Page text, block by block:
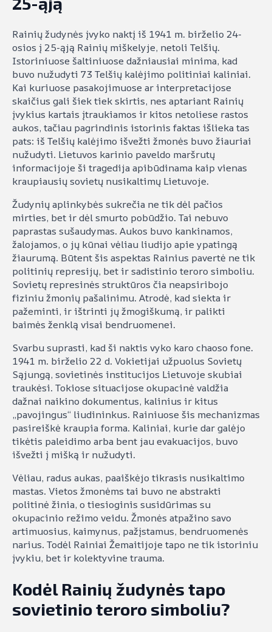
Rainių žudynės įvyko naktį iš 1941 m. birželio 24-
osios į 25-ąją Rainių miškelyje, netoli Telšių.
Istoriniuose šaltiniuose dažniausiai minima, kad
buvo nužudyti 73 Telšių kalėjimo politiniai kaliniai.
Kai kuriuose pasakojimuose ar interpretacijose
skaičius gali šiek tiek skirtis, nes aptariant Rainių
įvykius kartais įtraukiamos ir kitos netoliese rastos
aukos, tačiau pagrindinis istorinis faktas išlieka tas
pats: iš Telšių kalėjimo išvežti žmonės buvo žiauriai
nužudyti. Lietuvos karinio paveldo maršrutų
informacijoje ši tragedija apibūdinama kaip vienas
kraupiausių sovietų nusikaltimų Lietuvoje.
Žudynių aplinkybės sukrečia ne tik dėl pačios
mirties, bet ir dėl smurto pobūdžio. Tai nebuvo
paprastas sušaudymas. Aukos buvo kankinamos,
žalojamos, o jų kūnai vėliau liudijo apie ypatingą
žiaurumą. Būtent šis aspektas Rainius pavertė ne tik
politinių represijų, bet ir sadistinio teroro simboliu.
Sovietų represinės struktūros čia neapsiribojo
fiziniu žmonių pašalinimu. Atrodė, kad siekta ir
pažeminti, ir ištrinti jų žmogiškumą, ir palikti
baimės ženklą visai bendruomenei.
Svarbu suprasti, kad ši naktis vyko karo chaoso fone.
1941 m. birželio 22 d. Vokietijai užpuolus Sovietų
Sąjungą, sovietinės institucijos Lietuvoje skubiai
traukėsi. Tokiose situacijose okupacinė valdžia
dažnai naikino dokumentus, kalinius ir kitus
„pavojingus“ liudininkus. Rainiuose šis mechanizmas
pasireiškė kraupia forma. Kaliniai, kurie dar galėjo
tikėtis paleidimo arba bent jau evakuacijos, buvo
išvežti į mišką ir nužudyti.
Vėliau, radus aukas, paaiškėjo tikrasis nusikaltimo
mastas. Vietos žmonėms tai buvo ne abstrakti
politinė žinia, o tiesioginis susidūrimas su
okupacinio režimo veidu. Žmonės atpažino savo
artimuosius, kaimynus, pažįstamus, bendruomenės
narius. Todėl Rainiai Žemaitijoje tapo ne tik istoriniu
įvykiu, bet ir kolektyvine trauma.
Kodėl Rainių žudynės tapo
sovietinio teroro simboliu?